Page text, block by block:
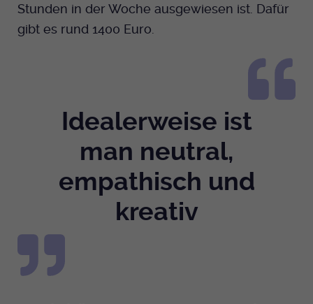
Stunden in der Woche ausgewiesen ist. Dafür
gibt es rund 1400 Euro.
Idealerweise ist
man neutral,
empathisch und
kreativ
cookie_optin-[n]
EKHN
Laufzeit
Bei Ausahl nur essentieller Cookies wird
dieser Cookie am Ende der Sitzung
gelöscht. Ansonsten 1 Monat.
Zweck